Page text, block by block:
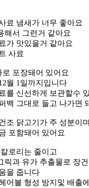
료 냄새가 너무 좋아요
해서 그런거 같아요
가 맛있을거 같아요
사료
포장돼어 있어요
월 1일까지입니다
를 신선하게 보관할수
백 그대로 들고 나가면
조 닭고기가 주 성분이며
포함돼어 있어요
로리는 줄이고
릭과 유가 추출물로 장
을 줍니다
어볼 형성 방지및 배출